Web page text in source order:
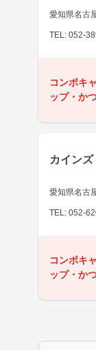
愛知県名古
TEL: 052-
コンボキ
ップ・か
カイン
愛知県名古
TEL: 052-
コンボキ
ップ・か